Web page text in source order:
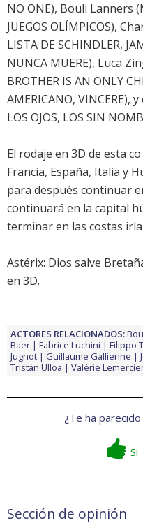
NO ONE), Bouli Lanners
JUEGOS OLÍMPICOS),
LISTA DE SCHINDLER,
NUNCA MUERE), Luca
BROTHER IS AN ONLY
AMERICANO, VINCERE),
LOS OJOS, LOS SIN
El rodaje en 3D de esta
Francia, España, Italia y
para después continuar
continuará en la capital
terminar en las costas
Astérix: Dios salve
en 3D.
ACTORES RELACIONADOS:
Baer
Fabrice Luchini Filippo
Jugnot
Guillaume Gallienne
Tristán Ulloa
Valérie
¿Te ha
Si
Sección de opinión